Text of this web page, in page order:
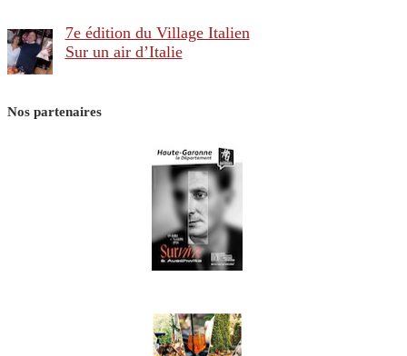
7e édition du Village Italien
Sur un air d’Italie
Nos partenaires